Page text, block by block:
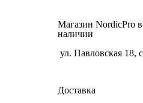
Магазин NordicPro
наличии
ул. Павловская 18,
Доставка